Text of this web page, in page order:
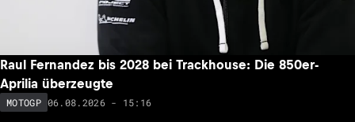
Raul Fernandez bis 2028 bei Trackhouse: Die 850er-
Aprilia überzeugte
MOTOGP 06.08.2026 - 15:16